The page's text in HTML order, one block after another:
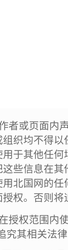
者或页面内
织均不得
于其他任
些信息在
北国网的
权。否则将
授权范围内
究其相关法